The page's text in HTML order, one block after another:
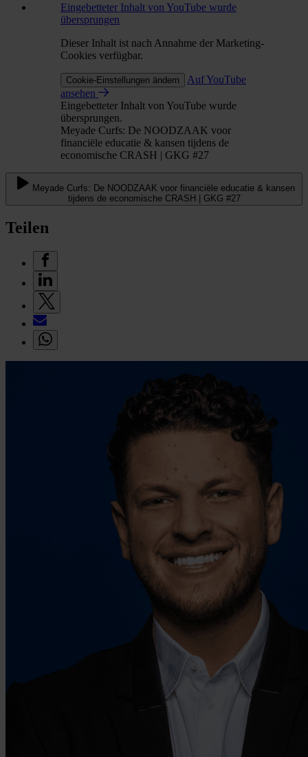
Eingebetteter Inhalt von YouTube wurde
übersprungen
Dieser Inhalt ist nach Annahme der Marketing-
Cookies verfügbar.
Cookie-Einstellungen ändern
Auf YouTube
ansehen
Eingebetteter Inhalt von YouTube wurde
übersprungen.
Meyade Curfs: De NOODZAAK voor
financiële educatie & kansen tijdens de
economische CRASH | GKG #27
Meyade Curfs: De NOODZAAK voor financiële educatie & kansen
tijdens de economische CRASH | GKG #27
Teilen